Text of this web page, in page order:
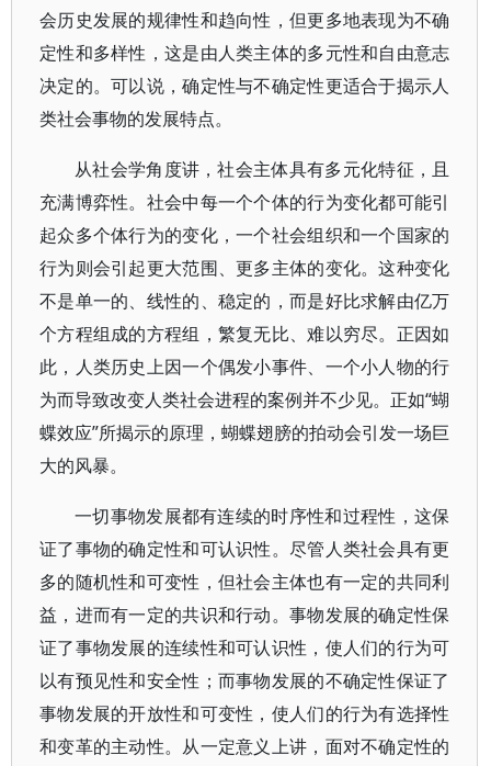
会历史发展的规律性和趋向性，但更多地表现为不确
定性和多样性，这是由人类主体的多元性和自由意志
决定的。可以说，确定性与不确定性更适合于揭示人
类社会事物的发展特点。
从社会学角度讲，社会主体具有多元化特征，且
充满博弈性。社会中每一个个体的行为变化都可能引
起众多个体行为的变化，一个社会组织和一个国家的
行为则会引起更大范围、更多主体的变化。这种变化
不是单一的、线性的、稳定的，而是好比求解由亿万
个方程组成的方程组，繁复无比、难以穷尽。正因如
此，人类历史上因一个偶发小事件、一个小人物的行
为而导致改变人类社会进程的案例并不少见。正如“蝴
蝶效应”所揭示的原理，蝴蝶翅膀的拍动会引发一场巨
大的风暴。
一切事物发展都有连续的时序性和过程性，这保
证了事物的确定性和可认识性。尽管人类社会具有更
多的随机性和可变性，但社会主体也有一定的共同利
益，进而有一定的共识和行动。事物发展的确定性保
证了事物发展的连续性和可认识性，使人们的行为可
以有预见性和安全性；而事物发展的不确定性保证了
事物发展的开放性和可变性，使人们的行为有选择性
和变革的主动性。从一定意义上讲，面对不确定性的